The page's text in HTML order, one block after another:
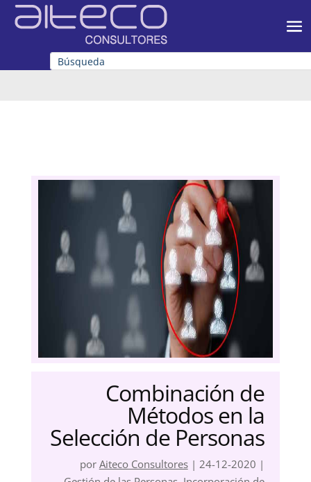
Combinación de
Métodos en la
Selección de Personas
por Aiteco Consultores| 24-12-2020 |